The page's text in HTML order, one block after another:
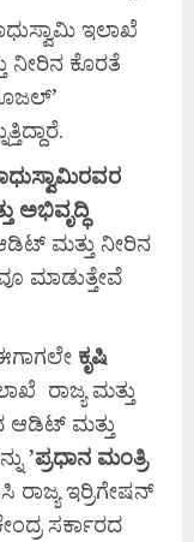
ಇಲಾಖೆ
ಕೊರತೆ
ಅಭಿವೃದ್ಧಿ
ಮತ್ತು ನೀರಿನ
ಮಾಡುತ್ತೇವೆ
ಕೃಷಿ
ರಾಜ್ಯ ಮತ್ತು
ಆಡಿಟ್ ಮತ್ತು
’ಪ್ರಧಾನ ಮಂತ್ರಿ
ಇರ್ರಿಗೇಷನ್
ಸರ್ಕಾರದ